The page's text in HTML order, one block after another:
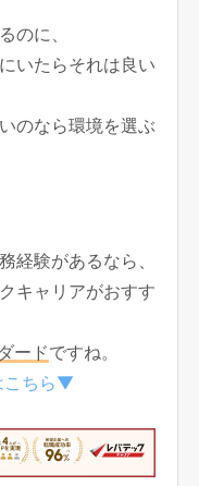
のに、
いたらそれは良い
のなら環境を選ぶ
経験があるなら、
キャリアがおすす
ードですね。
こちら▼